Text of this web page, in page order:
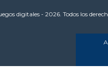
digitales - 2026. Todos los